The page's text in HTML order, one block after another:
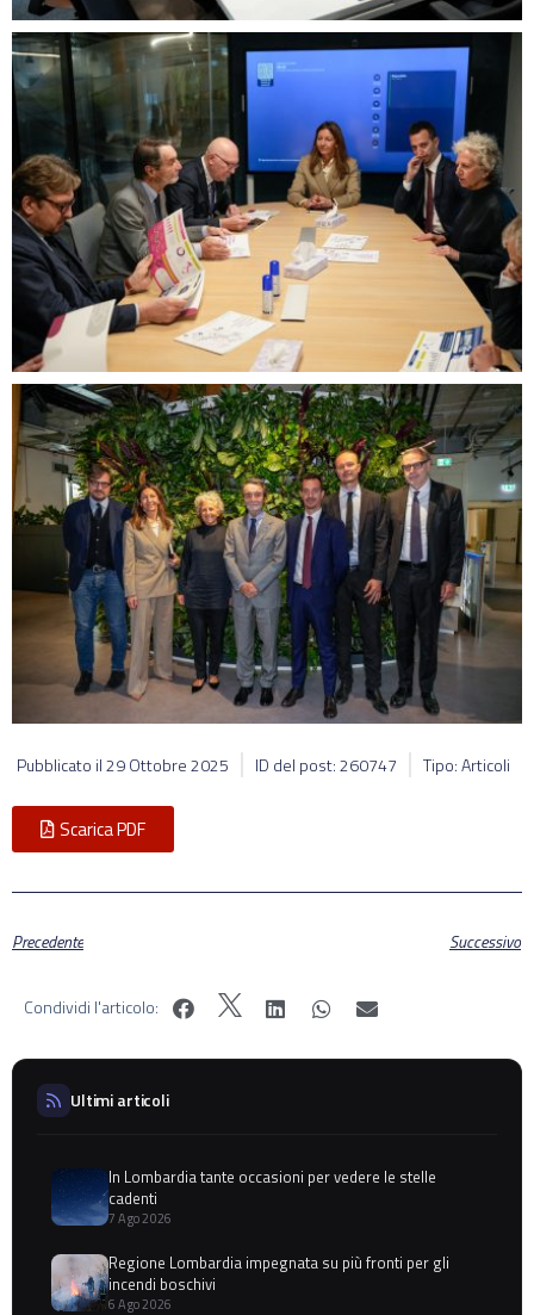
Pubblicato il29 Ottobre 2025 ID del post: 260747 Tipo: Articoli
Scarica PDF
Precedente Successivo
Condividi l'articolo:
Ultimi articoli
In Lombardia tante occasioni per vedere le stelle
cadenti
7 Ago 2026
Regione Lombardia impegnata su più fronti per gli
incendi boschivi
6 Ago 2026